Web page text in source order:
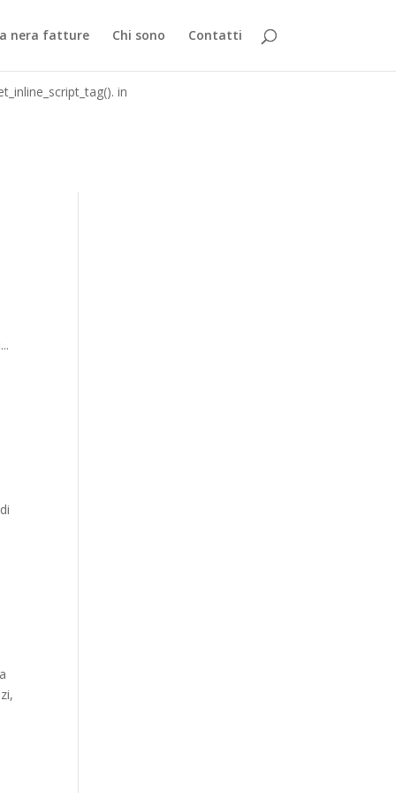
in
in
nera fatture Chi sono Contatti